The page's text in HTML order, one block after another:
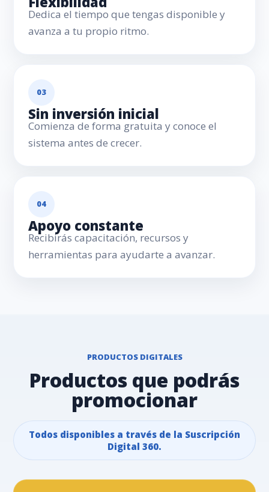
Dedica el tiempo que tengas disponible y
avanza a tu propio ritmo.
03
Sin inversión inicial
Comienza de forma gratuita y conoce el
sistema antes de crecer.
04
Apoyo constante
Recibirás capacitación, recursos y
herramientas para ayudarte a avanzar.
PRODUCTOS DIGITALES
Productos que podrás
promocionar
Todos disponibles a través de la Suscripción
Digital 360.